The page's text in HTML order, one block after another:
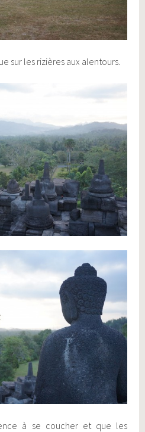
sur les rizières aux alentours.
à se coucher et que les